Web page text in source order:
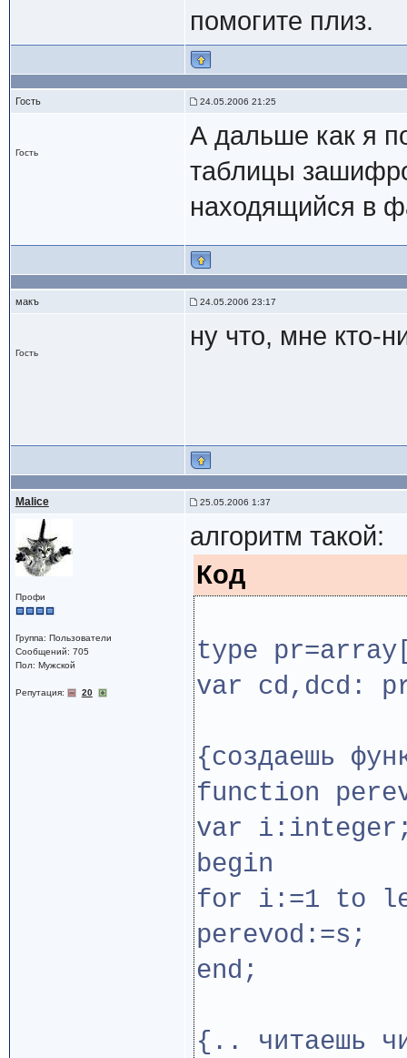
помогите плиз.
Гость 24.05.2006 21:25
Гость
А дальше как я
таблицы
находящийся в
макъ 24.05.2006 23:17
Гость
ну что, мне кто-
Malice 25.05.2006 1:37
Профи
Группа: Пользователи
Сообщений: 705
Пол: Мужской
Репутация: 20
алгоритм такой:
Код
type
var cd,dcd:
{создаешь
function
var
begin
for i:=1 to
perevod:=s;
end;
{.. читаешь